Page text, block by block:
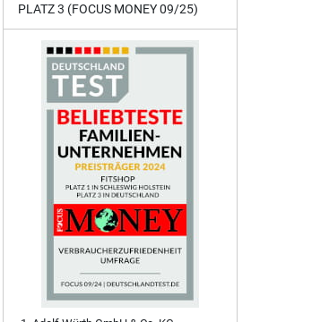
PLATZ 3 (FOCUS MONEY 09/25)